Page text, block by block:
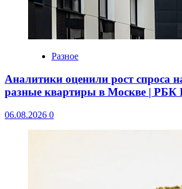
Разное
Аналитики оценили рост спроса
разные квартиры в Москве | РБК
06.08.2026 0